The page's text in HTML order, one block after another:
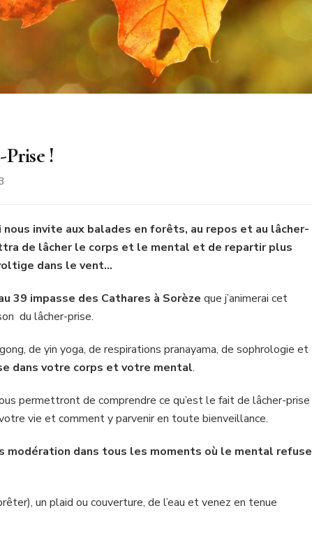
!
nous invite aux balades en forêts, au repos et au lâcher-
de lâcher le corps et le mental et de repartir plus
dans le vent…
39 impasse des Cathares à Sorèze que j’animerai cet
du lâcher-prise.
de yin yoga, de respirations pranayama, de sophrologie et
dans votre corps et votre mental.
permettront de comprendre ce qu’est le fait de lâcher-prise
vie et comment y parvenir en toute bienveillance.
modération dans tous les moments où le mental refuse
un plaid ou couverture, de l’eau et venez en tenue